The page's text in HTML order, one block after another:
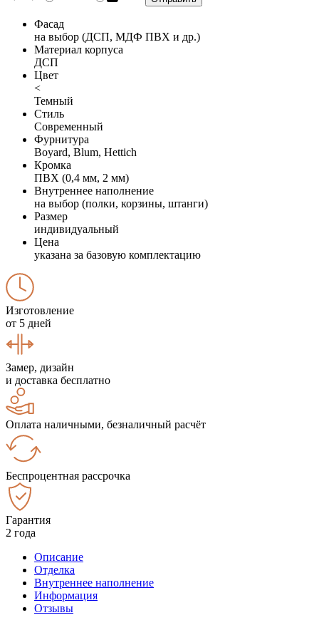
Фасад
на выбор (ДСП, МДФ ПВХ и др.)
Материал корпуса
ДСП
Цвет
<
Темный
Стиль
Современный
Фурнитура
Boyard, Blum, Hettich
Кромка
ПВХ (0,4 мм, 2 мм)
Внутреннее наполнение
на выбор (полки, корзины, штанги)
Размер
индивидуальный
Цена
указана за базовую комплектацию
Изготовление
от 5 дней
Замер, дизайн
и доставка бесплатно
Оплата наличными, безналичный расчёт
Беспроцентная рассрочка
Гарантия
2 года
Описание
Отделка
Внутреннее наполнение
Информация
Отзывы